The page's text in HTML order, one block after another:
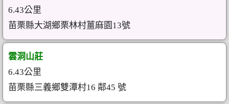
6.43公里
苗栗縣大湖鄉栗林村薑麻園13號
雲洞山莊
6.43公里
苗栗縣三義鄉雙潭村16 鄰45 號